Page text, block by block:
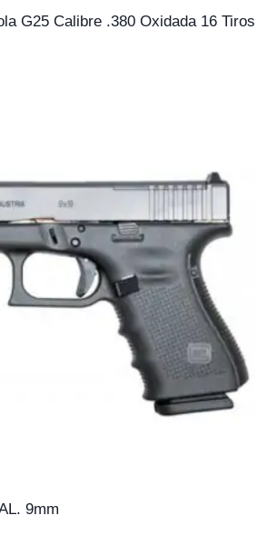
G25 Calibre .380 Oxidada 16 Tiros
9mm